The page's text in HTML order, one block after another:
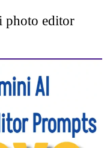
photo editor